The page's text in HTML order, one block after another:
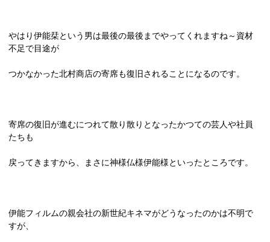
やはり伊能栞という男は最後の最後までやってくれますね～資材
不足で目途が
つかなかった北村商店の寄席も復旧されることになるのです。
寄席の復旧が進むにつれて散り散りとなったかつての芸人や社員
たちも
戻ってきますから、まさに神様仏様伊能様といったところです。
伊能フィルムの親会社の新世紀キネマがどうなったのかは不明で
すが、